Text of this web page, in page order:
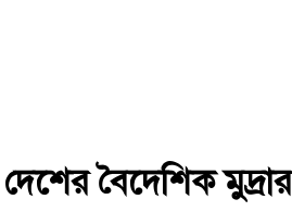
বৈদেশিক মুদ্রার